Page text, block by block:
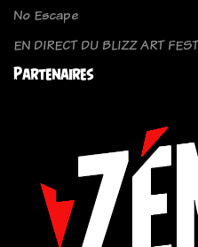
No Escape
EN DIRECT DU BLIZZ ART
Partenaires